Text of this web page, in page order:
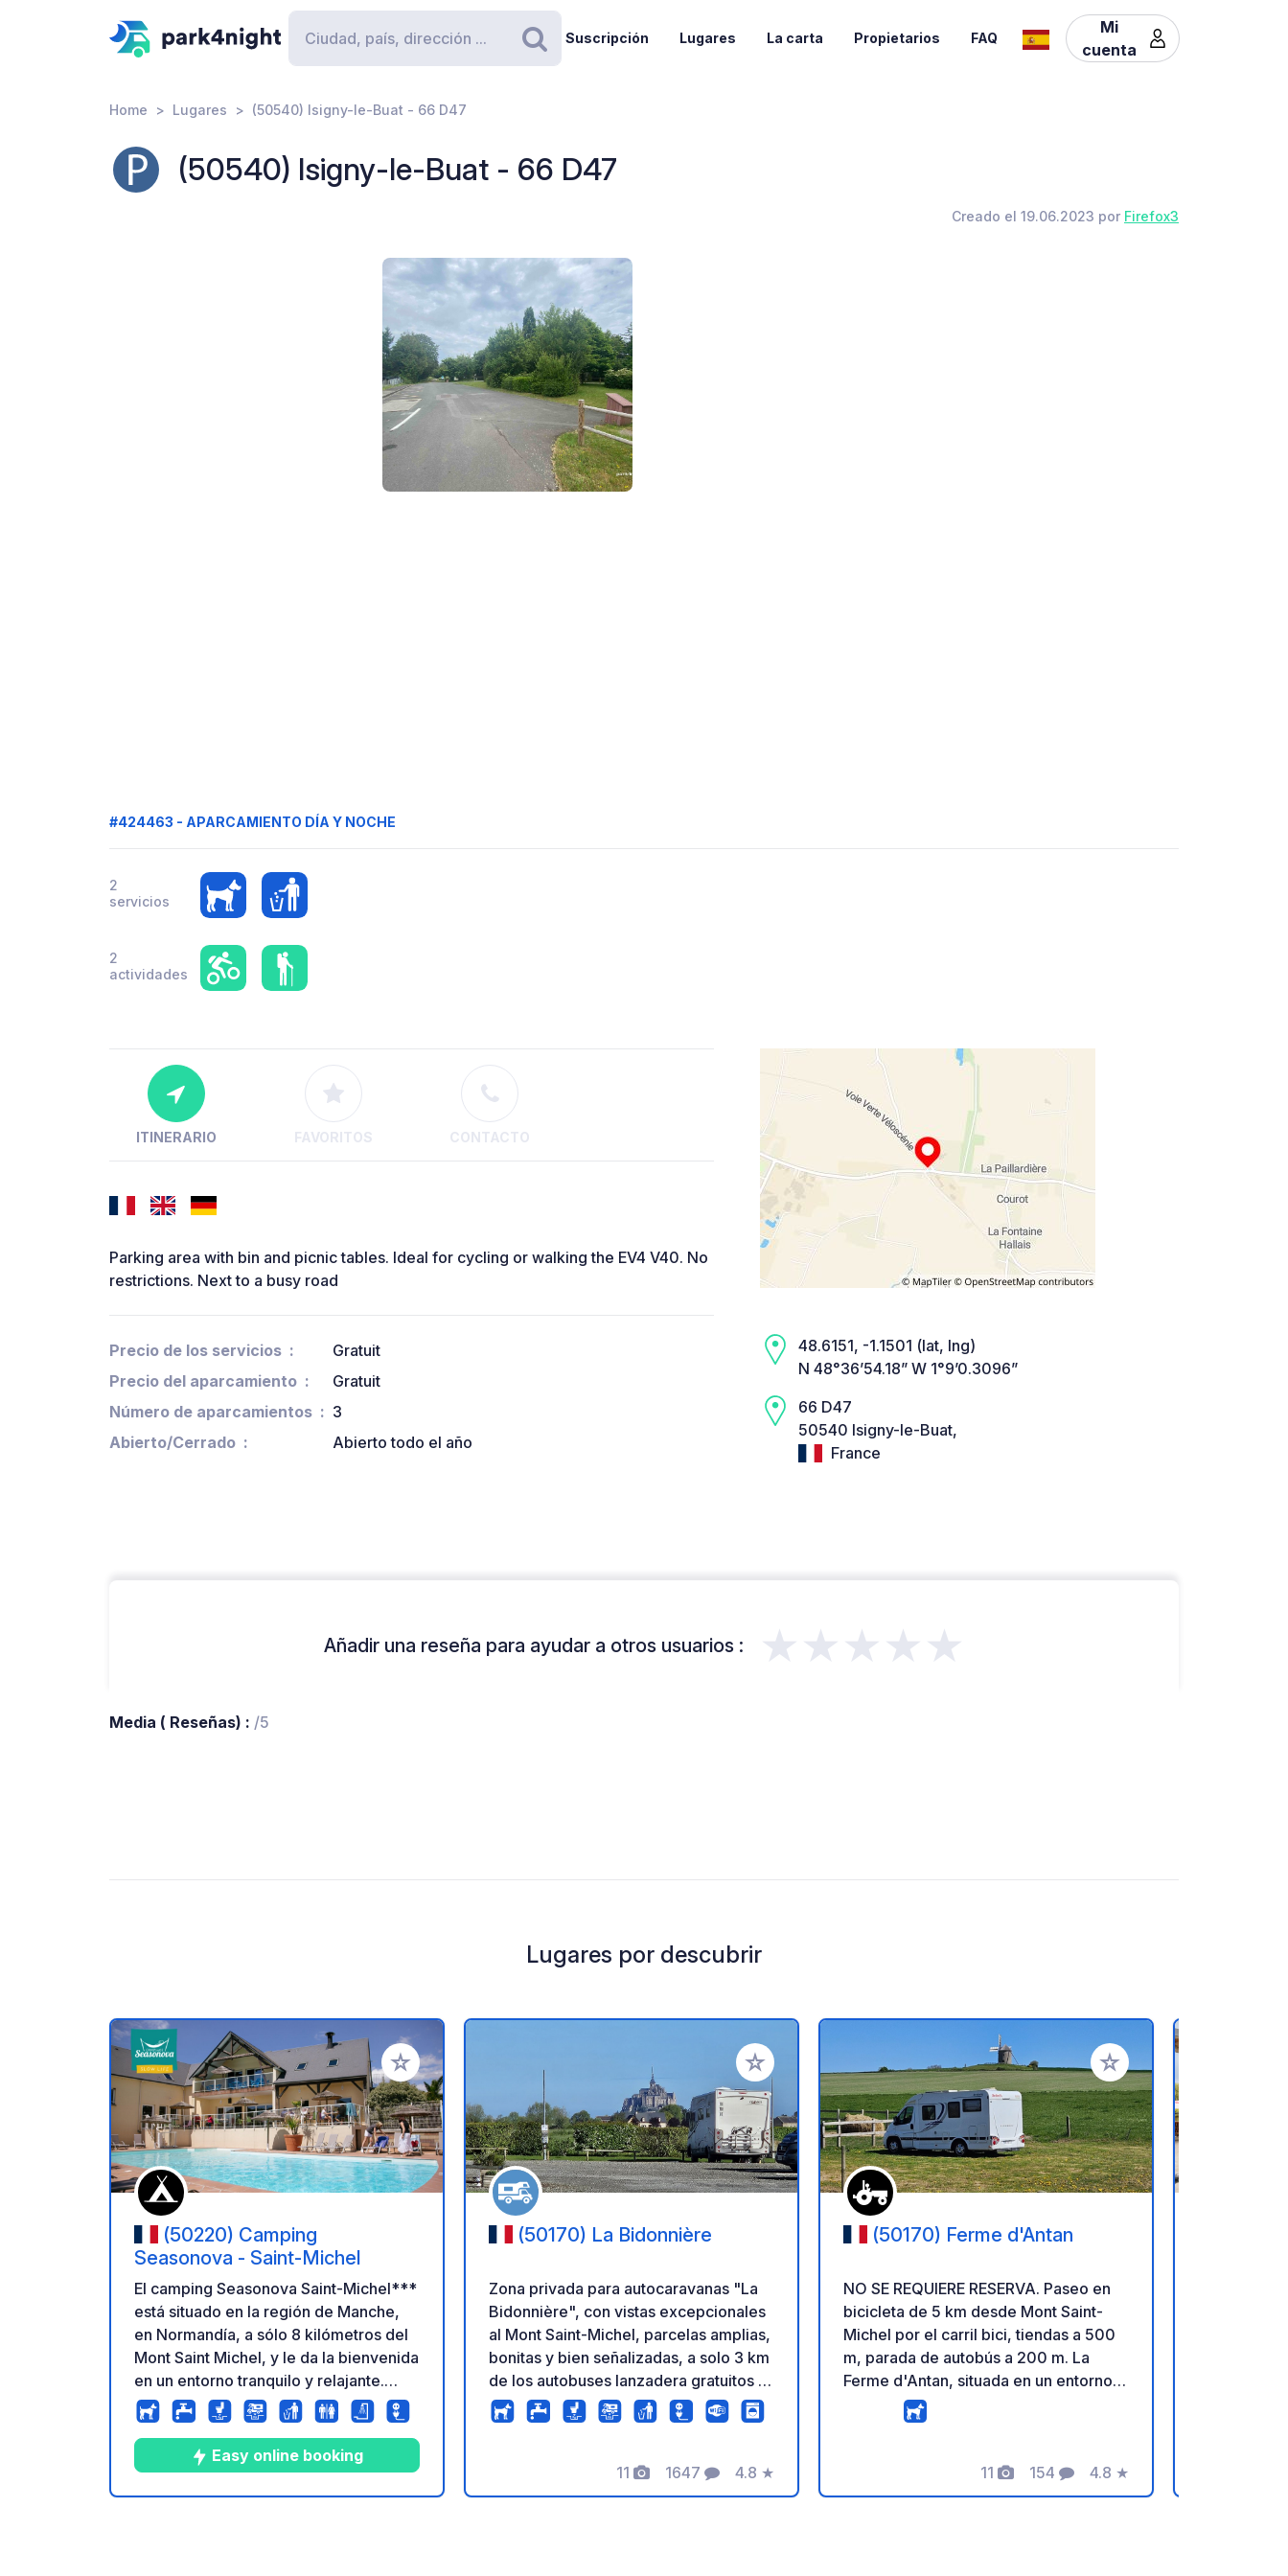
Buscar
Suscripción Lugares La carta Propietarios FAQ
Mi
cuenta
Home Lugares (50540) Isigny-le-Buat - 66 D47
(50540) Isigny-le-Buat - 66 D47
Creado el 19.06.2023 por Firefox3
#424463 - APARCAMIENTO DÍA Y NOCHE
2
servicios
2
actividades
ITINERARIO FAVORITOS CONTACTO
Parking area with bin and picnic tables. Ideal for cycling or walking the EV4 V40. No
restrictions. Next to a busy road
Precio de los servicios
Gratuit
Precio del aparcamiento
Gratuit
Número de aparcamientos
3
Abierto/Cerrado
Abierto todo el año
48.6151, -1.1501 (lat, lng)
N 48°36’54.18” W 1°9’0.3096”
66 D47
50540 Isigny-le-Buat,
France
Añadir una reseña para ayudar a otros usuarios : ★★★★★
Media ( Reseñas) : /5
Lugares por descubrir
Añadir a tus favoritos
(50220) Camping
Seasonova - Saint-Michel
El camping Seasonova Saint-Michel***
está situado en la región de Manche,
en Normandía, a sólo 8 kilómetros del
Mont Saint Michel, y le da la bienvenida
en un entorno tranquilo y relajante.
Descubrirá muchas posibilidades para
alojarse en este camping natural, entre
cabañas de madera, vivacs, parcelas
listas para acampar y parcelas para
autocaravanas, tiendas de campaña.
Easy online booking
Añadir a tus favoritos
(50170) La Bidonnière
Zona privada para autocaravanas "La
Bidonnière", con vistas excepcionales
al Mont Saint-Michel, parcelas amplias,
bonitas y bien señalizadas, a solo 3 km
de los autobuses lanzadera gratuitos al
Mont Saint-Michel. - Carril bici en las
afueras del pueblo. - Se admiten
petanca. - Aseos públicos cerca. - A
partir del 18 de marzo: Camión de
11
Fotos
1647
Comentarios
4.8
Calificación
★
Añadir a tus favoritos
(50170) Ferme d'Antan
NO SE REQUIERE RESERVA. Paseo en
bicicleta de 5 km desde Mont Saint-
Michel por el carril bici, tiendas a 500
m, parada de autobús a 200 m. La
Ferme d'Antan, situada en un entorno
verde, se encuentra a 5 km del Mont
Saint-Michel. En nuestra tienda
nuestro Calvados, Pommeau, zumo de
manzana, sidra y whisky refinado
11
Fotos
154
Comentarios
4.8
Calificación
★